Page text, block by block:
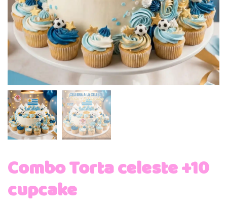
Combo Torta celeste +10
cupcake